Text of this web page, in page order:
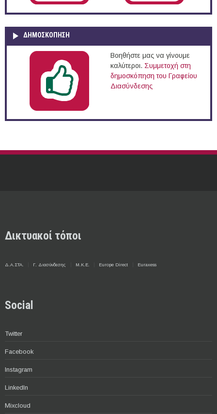
ΔΗΜΟΣΚΌΠΗΣΗ
Βοηθήστε μας να γίνουμε
καλύτεροι. Συμμετοχή στη
δημοσκόπηση του Γραφείου
Διασύνδεσης
Δικτυακοί τόποι
Δ.Α.ΣΤΑ. Γ. Διασύνδεσης Μ.Κ.Ε. Europe Direct Euraxess
Social
Twitter
Facebook
Instagram
LinkedIn
Mixcloud